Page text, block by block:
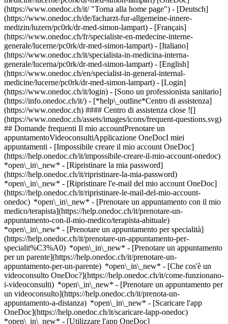
(https://www.onedoc.ch/it/ "Torna alla home page") - [Deutsch]
(https://www.onedoc.ch/de/facharzt-fur-allgemeine-innere-
medizin/luzern/pc0rk/dr-med-simon-lampart) - [Français]
(https://www.onedoc.ch/fr/specialiste-en-medecine-interne-
generale/lucerne/pc0rk/dr-med-simon-lampart) - [Italiano]
(https://www.onedoc.ch/it/specialista-in-medicina-interna-
generale/lucerna/pc0rk/dr-med-simon-lampart) - [English]
(https://www.onedoc.ch/en/specialist-in-general-internal-
medicine/lucerne/pc0rk/dr-med-simon-lampart) - [Login]
(https://www.onedoc.ch/it/login) - [Sono un professionista sanitario]
(https://info.onedoc.ch/it/) - [*help\_outline*Centro di assistenza]
(https://www.onedoc.ch) #### Centro di assistenza close ![]
(https://www.onedoc.ch/assets/images/icons/frequent-questions.svg)
## Domande frequenti Il mio accountPrenotare un
appuntamentoVideoconsultiApplicazione OneDocI miei
appuntamenti - [Impossibile creare il mio account OneDoc]
(https://help.onedoc.ch/it/impossibile-creare-il-mio-account-onedoc)
*open\_in\_new* - [Ripristinare la mia password]
(https://help.onedoc.ch/it/ripristinare-la-mia-password)
*open\_in\_new* - [Ripristinare l'e-mail del mio account OneDoc]
(https://help.onedoc.ch/it/ripristinare-le-mail-del-mio-account-
onedoc) *open\_in\_new* - [Prenotare un appuntamento con il mio
medico/terapista](https://help.onedoc.ch/it/prenotare-un-
appuntamento-con-il-mio-medico/terapista-abituale)
*open\_in\_new* - [Prenotare un appuntamento per specialità]
(https://help.onedoc.ch/it/prenotare-un-appuntamento-per-
specialit%C3%A0) *open\_in\_new* - [Prenotare un appuntamento
per un parente](https://help.onedoc.ch/it/prenotare-un-
appuntamento-per-un-parente) *open\_in\_new* - [Che cos'è un
videoconsulto OneDoc?](https://help.onedoc.ch/it/come-funzionano-
i-videoconsulti) *open\_in\_new* - [Prenotare un appuntamento per
un videoconsulto](https://help.onedoc.ch/it/prenota-un-
appuntamento-a-distanza) *open\_in\_new* - [Scaricare l'app
OneDoc](https://help.onedoc.ch/it/scaricare-lapp-onedoc)
*open\_in\_new* - [Utilizzare l'app OneDoc]